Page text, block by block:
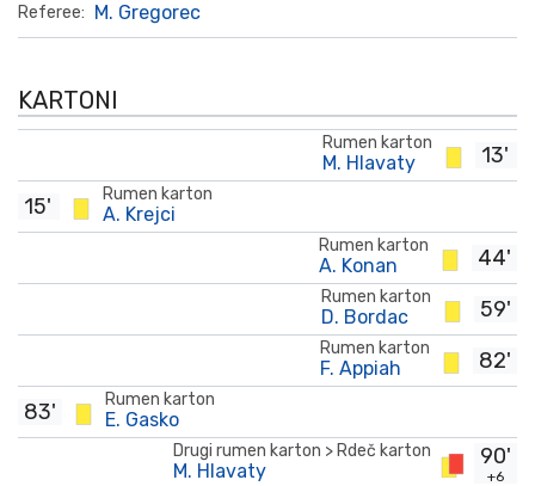
Referee: M. Gregorec
KARTONI
13'
Rumen karton
M. Hlavaty
Rumen karton
A. Krejci
15'
44'
Rumen karton
A. Konan
59'
Rumen karton
D. Bordac
82'
Rumen karton
F. Appiah
Rumen karton
E. Gasko
83'
90'
+6
Drugi rumen karton > Rdeč karton
M. Hlavaty